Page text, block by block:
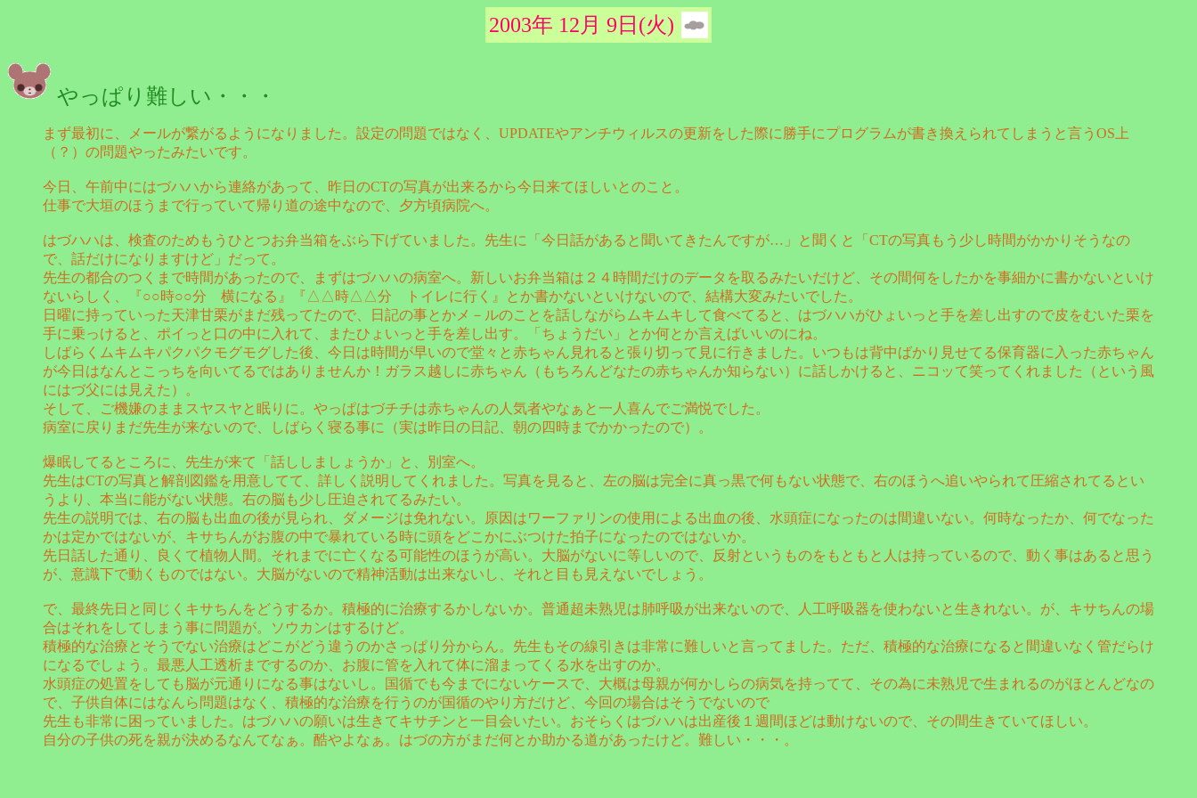
2003年 12月 9日(火)
やっぱり難しい・・・
まず最初に、メールが繋がるようになりました。設定の問題ではなく、UPDATEやアンチウィルスの更新をした際に勝手にプログラムが書き換えられてしまうと言うOS上
（？）の問題やったみたいです。
今日、午前中にはづハハから連絡があって、昨日のCTの写真が出来るから今日来てほしいとのこと。
仕事で大垣のほうまで行っていて帰り道の途中なので、夕方頃病院へ。
はづハハは、検査のためもうひとつお弁当箱をぶら下げていました。先生に「今日話があると聞いてきたんですが…」と聞くと「CTの写真もう少し時間がかかりそうなの
で、話だけになりますけど」だって。
先生の都合のつくまで時間があったので、まずはづハハの病室へ。新しいお弁当箱は２４時間だけのデータを取るみたいだけど、その間何をしたかを事細かに書かないといけ
ないらしく、『○○時○○分 横になる』『△△時△△分 トイレに行く』とか書かないといけないので、結構大変みたいでした。
日曜に持っていった天津甘栗がまだ残ってたので、日記の事とかメ－ルのことを話しながらムキムキして食べてると、はづハハがひょいっと手を差し出すので皮をむいた栗を
手に乗っけると、ポイっと口の中に入れて、またひょいっと手を差し出す。「ちょうだい」とか何とか言えばいいのにね。
しばらくムキムキパクパクモグモグした後、今日は時間が早いので堂々と赤ちゃん見れると張り切って見に行きました。いつもは背中ばかり見せてる保育器に入った赤ちゃん
が今日はなんとこっちを向いてるではありませんか！ガラス越しに赤ちゃん（もちろんどなたの赤ちゃんか知らない）に話しかけると、ニコッて笑ってくれました（という風
にはづ父には見えた）。
そして、ご機嫌のままスヤスヤと眠りに。やっぱはづチチは赤ちゃんの人気者やなぁと一人喜んでご満悦でした。
病室に戻りまだ先生が来ないので、しばらく寝る事に（実は昨日の日記、朝の四時までかかったので）。
爆眠してるところに、先生が来て「話ししましょうか」と、別室へ。
先生はCTの写真と解剖図鑑を用意してて、詳しく説明してくれました。写真を見ると、左の脳は完全に真っ黒で何もない状態で、右のほうへ追いやられて圧縮されてるとい
うより、本当に能がない状態。右の脳も少し圧迫されてるみたい。
先生の説明では、右の脳も出血の後が見られ、ダメージは免れない。原因はワーファリンの使用による出血の後、水頭症になったのは間違いない。何時なったか、何でなった
かは定かではないが、キサちんがお腹の中で暴れている時に頭をどこかにぶつけた拍子になったのではないか。
先日話した通り、良くて植物人間。それまでに亡くなる可能性のほうが高い。大脳がないに等しいので、反射というものをもともと人は持っているので、動く事はあると思う
が、意識下で動くものではない。大脳がないので精神活動は出来ないし、それと目も見えないでしょう。
で、最終先日と同じくキサちんをどうするか。積極的に治療するかしないか。普通超未熟児は肺呼吸が出来ないので、人工呼吸器を使わないと生きれない。が、キサちんの場
合はそれをしてしまう事に問題が。ソウカンはするけど。
積極的な治療とそうでない治療はどこがどう違うのかさっぱり分からん。先生もその線引きは非常に難しいと言ってました。ただ、積極的な治療になると間違いなく管だらけ
になるでしょう。最悪人工透析までするのか、お腹に管を入れて体に溜まってくる水を出すのか。
水頭症の処置をしても脳が元通りになる事はないし。国循でも今までにないケースで、大概は母親が何かしらの病気を持ってて、その為に未熟児で生まれるのがほとんどなの
で、子供自体にはなんら問題はなく、積極的な治療を行うのが国循のやり方だけど、今回の場合はそうでないので
先生も非常に困っていました。はづハハの願いは生きてキサチンと一目会いたい。おそらくはづハハは出産後１週間ほどは動けないので、その間生きていてほしい。
自分の子供の死を親が決めるなんてなぁ。酷やよなぁ。はづの方がまだ何とか助かる道があったけど。難しい・・・。